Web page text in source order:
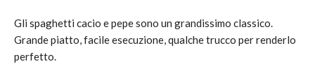
Gli spaghetti cacio e pepe sono un grandissimo classico.
Grande piatto, facile esecuzione, qualche trucco per renderlo
perfetto.